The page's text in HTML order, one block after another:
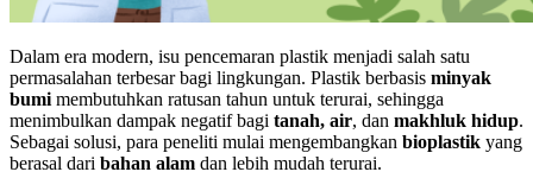
Dalam era modern, isu pencemaran plastik menjadi salah satu
permasalahan terbesar bagi lingkungan. Plastik berbasis minyak
bumi membutuhkan ratusan tahun untuk terurai, sehingga
menimbulkan dampak negatif bagi tanah, air, dan makhluk hidup.
Sebagai solusi, para peneliti mulai mengembangkan bioplastik yang
berasal dari bahan alam dan lebih mudah terurai.